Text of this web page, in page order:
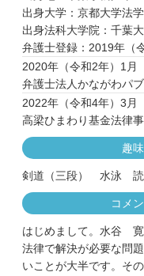
出身大学：京都大学法
出身法科大学院：千葉
弁護士登録：2019年（
2020年（令和2年）1月
弁護士法人かながわパ
2022年（令和4年）3月
高梁ひまわり基金法律
趣味
剣道（三段） 水泳
コメ
はじめまして。水谷
法律で解決が必要な問
いことが大半です。そ